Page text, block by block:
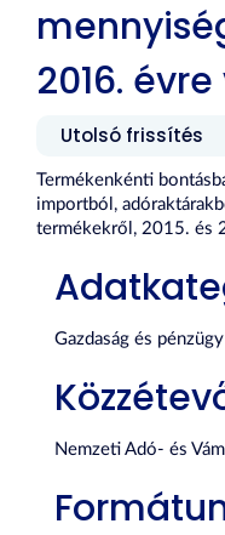
2016.
Utolsó frissítés
Termékenkénti
importból,
termékekről, 2015. és
Gazdaság és pénzügy
Nemzeti Adó- és